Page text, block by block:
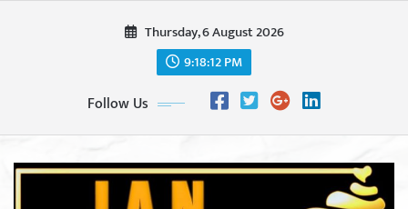
Thursday, 6 August 2026
9:18:13 PM
Follow Us